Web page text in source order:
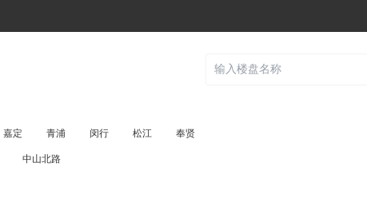
嘉定 青浦 闵行 松江
奉贤
中山北路